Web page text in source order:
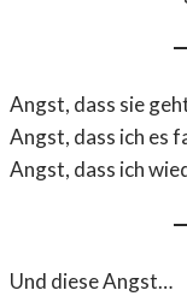
Angst, dass sie
Angst, dass ich es
Angst, dass ich
Und diese Angst…